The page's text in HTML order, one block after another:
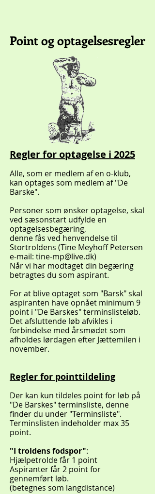
Point og optagelsesregler
Regler for optagelse i 2025
Alle, som er medlem af en o-klub,
kan optages som medlem af "De
Barske".
Personer som ønsker optagelse, skal
ved sæsonstart udfylde en
optagelsesbegæring,
denne fås ved henvendelse til
Stortroldens (Tine Meyhoff Petersen
e-mail: tine-mp@live.dk)
Når vi har modtaget din begæring
betragtes du som aspirant.
For at blive optaget som "Barsk" skal
aspiranten have opnået minimum 9
point i "De Barskes" terminslisteløb.
Det afsluttende løb afvikles i
forbindelse med årsmødet som
afholdes lørdagen efter Jættemilen i
november.
Regler for pointtildeling
Der kan kun tildeles point for løb på
"De Barskes" terminsliste, denne
finder du under "Terminsliste".
Terminslisten indeholder max 35
point.
"I troldens fodspor":
Hjælpetrolde får 1 point
Aspiranter får 2 point for
gennemført løb.
(betegnes som langdistance)